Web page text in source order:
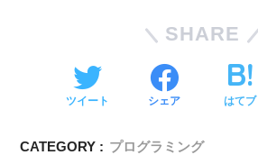
SHARE
ツイート シェア はてブ
CATEGORY : プログラミング